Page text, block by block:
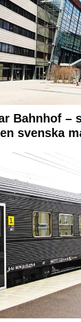
Bahnhof –
svenska